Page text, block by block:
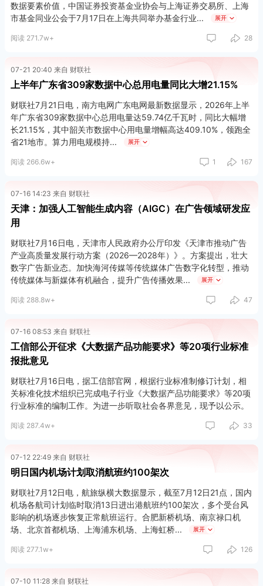
数据要素价值，中国证券投资基金业协会与上海证券交易所、上海
市基金同业公会于7月17日在上海共同举办基金行业
展开
阅读 271.7w+ 28
07-21 20:40 来自 财联社
上半年广东省309家数据中心总用电量同比大增21.15%
财联社7月21日电，南方电网广东电网最新数据显示，2026年上半
年广东省309家数据中心总用电量达59.74亿千瓦时，同比大幅增
长21.15%，其中韶关市数据中心用电量增幅高达409.10%，领跑全
省21地市。算力用电规模持
展开
阅读 266.6w+ 1 167
07-16 14:23 来自 财联社
天津：加强人工智能生成内容（AIGC）在广告领域研发应
用
财联社7月16日电，天津市人民政府办公厅印发《天津市推动广告
产业高质量发展行动方案（2026—2028年）》。方案提出，壮大
数字广告新业态。加快海河传媒等传统媒体广告数字化转型，推动
传统媒体与新媒体有机融合，提升广告传播效果
展开
阅读 288.8w+ 47
07-16 08:53 来自 财联社
工信部公开征求《大数据产品功能要求》等20项行业标准
报批意见
财联社7月16日电，据工信部官网，根据行业标准制修订计划，相
关标准化技术组织已完成电子行业《大数据产品功能要求》等20项
行业标准的编制工作。为进一步听取社会各界意见，现予以公示。
阅读 287.4w+ 33
07-12 22:49 来自 财联社
明日国内机场计划取消航班约100架次
财联社7月12日电，航旅纵横大数据显示，截至7月12日21点，国内
机场各航司计划临时取消13日进出港航班约100架次，多个受台风
影响的机场逐步恢复正常航班运行。合肥新桥机场、南京禄口机
场、北京首都机场、上海浦东机场、上海虹桥
展开
阅读 277.1w+ 126
07-10 11:28 来自 财联社